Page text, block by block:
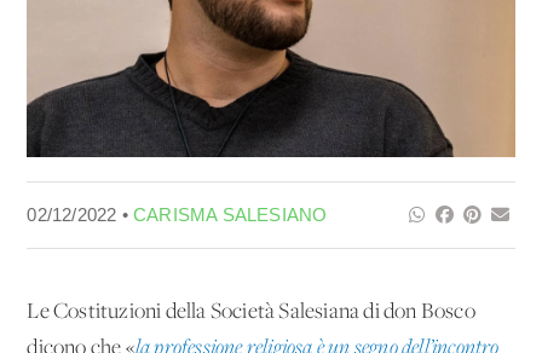
02/12/2022 •CARISMA SALESIANO
Le Costituzioni della Società Salesiana di don Bosco
dicono che «la professione religiosa è un segno dell’incontro